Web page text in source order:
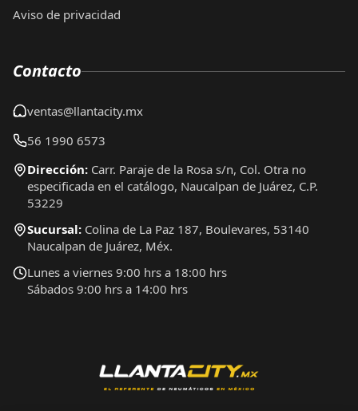
Aviso de privacidad
Contacto
ventas@llantacity.mx
56 1990 6573
Dirección: Carr. Paraje de la Rosa s/n, Col. Otra no
especificada en el catálogo, Naucalpan de Juárez, C.P.
53229
Sucursal: Colina de La Paz 187, Boulevares, 53140
Naucalpan de Juárez, Méx.
Lunes a viernes 9:00 hrs a 18:00 hrs
Sábados 9:00 hrs a 14:00 hrs